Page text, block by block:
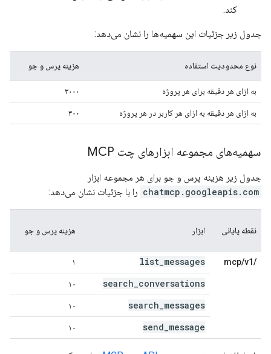
کند.
جدول زیر جزئیات این سهمیه‌ها را نشان می‌دهد:
نوع محدودیت استفاده هزینه پرس و جو
به ازای هر دقیقه برای هر پروژه ۳۰۰۰
به ازای هر دقیقه به ازای هر کاربر در هر پروژه ۳۰۰
سهمیه‌های مجموعه ابزارهای چت MCP
جدول زیر هزینه پرس و جو برای هر مجموعه ابزار
chatmcp.googleapis.com را با جزئیات نشان می‌دهد:
نقطه پایانی ابزار هزینه پرس و جو
/mcp/v1
list_messages ۱
search_conversations ۱۰
search_messages ۱۰
send_message ۱۰